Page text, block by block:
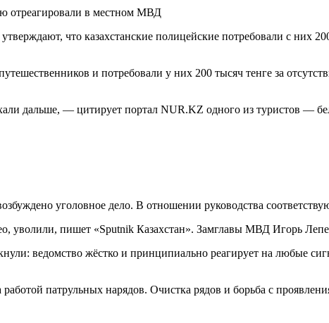
что казахстанские полицейские потребовали с них
и потребовали у них 200 тысяч тенге за
дальше, — цитирует портал NUR.KZ одного из туристов —
уголовное дело. В отношении руководства
уволили, пишет «Sputnik Казахстан». Замглавы МВД Игорь
ведомство жёстко и принципиально реагирует на любые
патрульных нарядов. Очистка рядов и борьба с